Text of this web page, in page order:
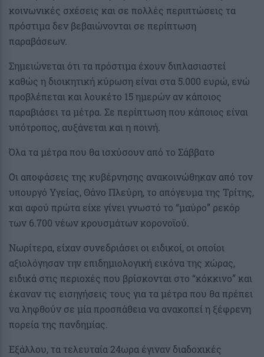
κοινωνικές σχέσεις και σε πολλές περιπτώσεις τα
πρόστιμα δεν βεβαιώνονται σε περίπτωση
παραβάσεων.
Σημειώνεται ότι τα πρόστιμα έχουν διπλασιαστεί
καθώς η διοικητική κύρωση είναι στα 5.000 ευρώ, ενώ
προβλέπεται και λουκέτο 15 ημερών αν κάποιος
παραβιάσει τα μέτρα. Σε περίπτωση που κάποιος είναι
υπότροπος, αυξάνεται και η ποινή.
Όλα τα μέτρα που θα ισχύσουν από το Σάββατο
Οι αποφάσεις της κυβέρνησης ανακοινώθηκαν από τον
υπουργό Υγείας, Θάνο Πλεύρη, το απόγευμα της Τρίτης,
και αφού πρώτα είχε γίνει γνωστό το “μαύρο” ρεκόρ
των 6.700 νέων κρουσμάτων κορονοϊού.
Νωρίτερα, είχαν συνεδριάσει οι ειδικοί, οι οποίοι
αξιολόγησαν την επιδημιολογική εικόνα της χώρας,
ειδικά στις περιοχές που βρίσκονται στο “κόκκινο” και
έκαναν τις εισηγήσεις τους για τα μέτρα που θα πρέπει
να ληφθούν σε μία προσπάθεια να ανακοπεί η ξέφρενη
πορεία της πανδημίας.
Εξάλλου, τα τελευταία 24ωρα έγιναν διαδοχικές